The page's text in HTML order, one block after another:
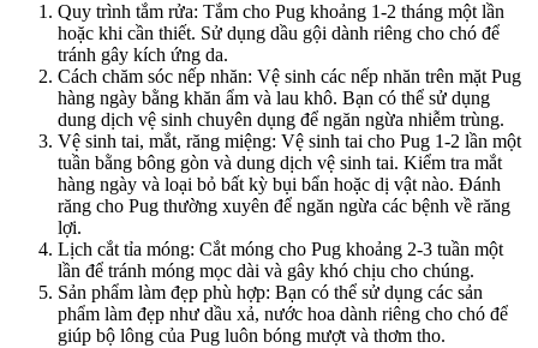
Quy trình tắm rửa: Tắm cho Pug khoảng 1-2 tháng một lần
hoặc khi cần thiết. Sử dụng dầu gội dành riêng cho chó để
tránh gây kích ứng da.
Cách chăm sóc nếp nhăn: Vệ sinh các nếp nhăn trên mặt Pug
hàng ngày bằng khăn ẩm và lau khô. Bạn có thể sử dụng
dung dịch vệ sinh chuyên dụng để ngăn ngừa nhiễm trùng.
Vệ sinh tai, mắt, răng miệng: Vệ sinh tai cho Pug 1-2 lần một
tuần bằng bông gòn và dung dịch vệ sinh tai. Kiểm tra mắt
hàng ngày và loại bỏ bất kỳ bụi bẩn hoặc dị vật nào. Đánh
răng cho Pug thường xuyên để ngăn ngừa các bệnh về răng
lợi.
Lịch cắt tỉa móng: Cắt móng cho Pug khoảng 2-3 tuần một
lần để tránh móng mọc dài và gây khó chịu cho chúng.
Sản phẩm làm đẹp phù hợp: Bạn có thể sử dụng các sản
phẩm làm đẹp như dầu xả, nước hoa dành riêng cho chó để
giúp bộ lông của Pug luôn bóng mượt và thơm tho.